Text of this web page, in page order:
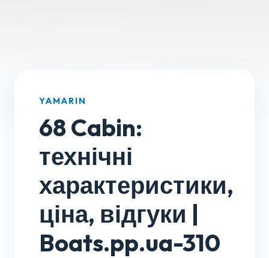
YAMARIN
68 Cabin:
технічні
характеристики,
ціна, відгуки |
Boats.pp.ua-310